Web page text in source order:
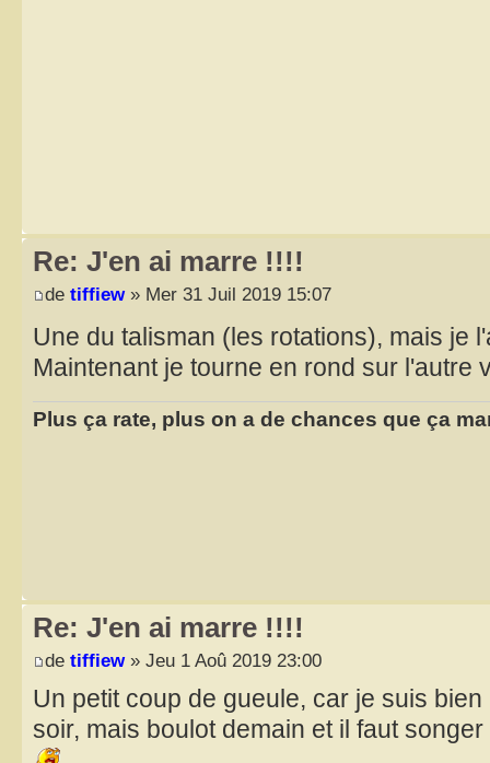
Re: J'en ai marre !!!!
de tiffiew» Mer 31 Juil 2019 15:07
Une du talisman (les rotations), mais je
Maintenant je tourne en rond sur l'autre
Plus ça rate, plus on a de chances que ça
Re: J'en ai marre !!!!
de tiffiew» Jeu 1 Aoû 2019 23:00
Un petit coup de gueule, car je suis
soir, mais boulot demain et il faut